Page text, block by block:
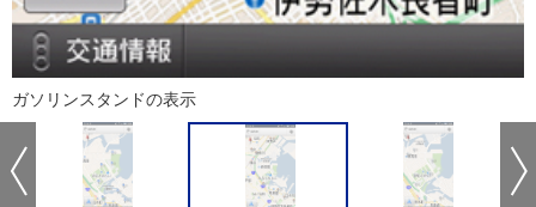
ガソリンスタンドの表示